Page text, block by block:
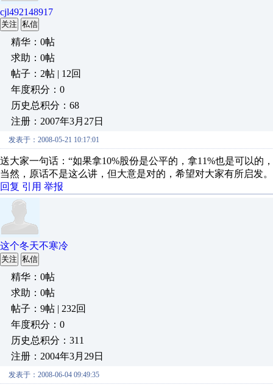
cjl492148917
关注 私信
精华：0帖
求助：0帖
帖子：2帖 | 12回
年度积分：0
历史总积分：68
注册：2007年3月27日
发表于：2008-05-21 10:17:01
送大家一句话：“如果拿10%股份是公平的，拿11%也是可以的
当然，原话不是这么讲，但大意是对的，希望对大家有所启发
回复 引用 举报
这个冬天不寒冷
关注 私信
精华：0帖
求助：0帖
帖子：9帖 | 232回
年度积分：0
历史总积分：311
注册：2004年3月29日
发表于：2008-06-04 09:49:35